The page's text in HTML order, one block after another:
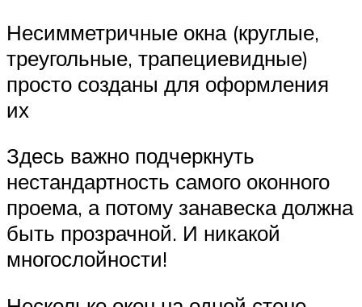
Несимметричные окна (круглые,
треугольные, трапециевидные)
просто созданы для оформления
их
Здесь важно подчеркнуть
нестандартность самого оконного
проема, а потому занавеска должна
быть прозрачной. И никакой
многослойности!